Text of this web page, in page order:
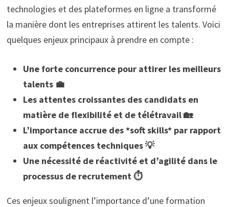
technologies et des plateformes en ligne a transformé
la manière dont les entreprises attirent les talents. Voici
quelques enjeux principaux à prendre en compte :
Une forte concurrence pour attirer les meilleurs
talents 💼
Les attentes croissantes des candidats en
matière de flexibilité et de télétravail 🏡
L’importance accrue des *soft skills* par rapport
aux compétences techniques 💡
Une nécessité de réactivité et d’agilité dans le
processus de recrutement ⏱️
Ces enjeux soulignent l’importance d’une formation